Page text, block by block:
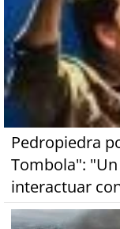
Pedropiedra
Tombola":
interactuar
tener miedo a